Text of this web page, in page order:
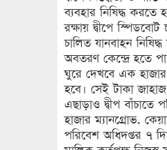
ব্যবহার নিষিদ্ধ করতে
রক্ষায় দ্বীপে
চালিত যানবাহন
অবতরণ কেন্দ্রে হতে
ঘুরে দেখবে এক হাজার
হবে। সেই টাকা
এছাড়াও দ্বীপ বাঁচাতে
হাজার ম্যানগ্রোভ,
পরিবেশ অধিদপ্তর ৭